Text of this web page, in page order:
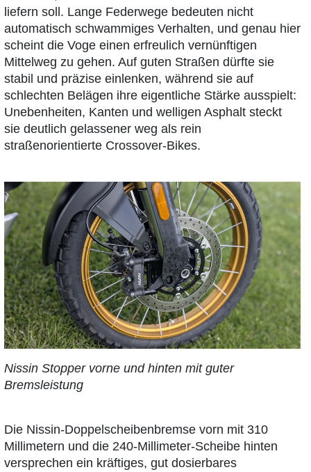
liefern soll. Lange Federwege bedeuten nicht
automatisch schwammiges Verhalten, und genau hier
scheint die Voge einen erfreulich vernünftigen
Mittelweg zu gehen. Auf guten Straßen dürfte sie
stabil und präzise einlenken, während sie auf
schlechten Belägen ihre eigentliche Stärke ausspielt:
Unebenheiten, Kanten und welligen Asphalt steckt
sie deutlich gelassener weg als rein
straßenorientierte Crossover-Bikes.
Nissin Stopper vorne und hinten mit guter
Bremsleistung
Die Nissin-Doppelscheibenbremse vorn mit 310
Millimetern und die 240-Millimeter-Scheibe hinten
versprechen ein kräftiges, gut dosierbares